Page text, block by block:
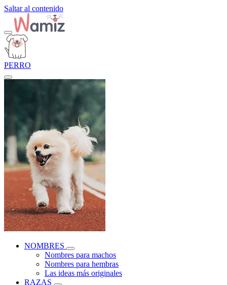
Saltar al contenido
PERRO
NOMBRES
Nombres para machos
Nombres para hembras
Las ideas más originales
RAZAS